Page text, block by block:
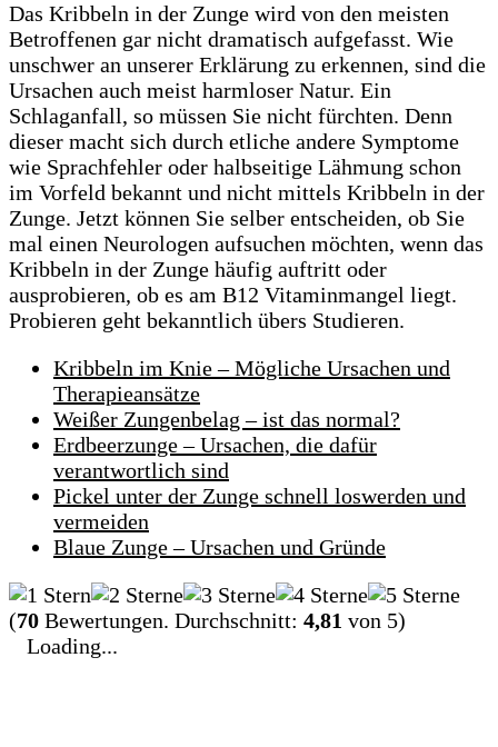
Das Kribbeln in der Zunge wird von den meisten
Betroffenen gar nicht dramatisch aufgefasst. Wie
unschwer an unserer Erklärung zu erkennen, sind die
Ursachen auch meist harmloser Natur. Ein
Schlaganfall, so müssen Sie nicht fürchten. Denn
dieser macht sich durch etliche andere Symptome
wie Sprachfehler oder halbseitige Lähmung schon
im Vorfeld bekannt und nicht mittels Kribbeln in der
Zunge. Jetzt können Sie selber entscheiden, ob Sie
mal einen Neurologen aufsuchen möchten, wenn das
Kribbeln in der Zunge häufig auftritt oder
ausprobieren, ob es am B12 Vitaminmangel liegt.
Probieren geht bekanntlich übers Studieren.
Kribbeln im Knie – Mögliche Ursachen und
Therapieansätze
Weißer Zungenbelag – ist das normal?
Erdbeerzunge – Ursachen, die dafür
verantwortlich sind
Pickel unter der Zunge schnell loswerden und
vermeiden
Blaue Zunge – Ursachen und Gründe
(70 Bewertungen. Durchschnitt: 4,81 von 5)
Loading...